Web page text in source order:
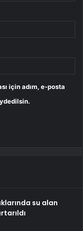
için adım, e-posta
su alan